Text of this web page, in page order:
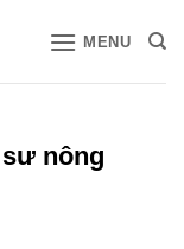
MENU
nông